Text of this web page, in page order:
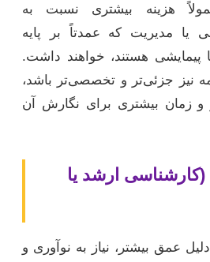
هزینه بیشتری نسبت به
یا مدیریت که عمدتاً بر پایه
پیمایشی هستند، خواهند داشت.
نیز جزئی‌تر و تخصصی‌تر باشد،
و زمان بیشتری برای نگارش آن
ارشد یا
دلیل عمق بیشتر، نیاز به نوآوری و